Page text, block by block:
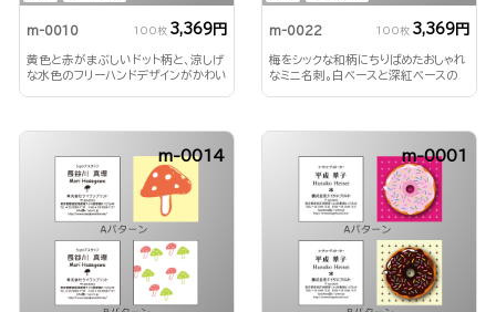
m-0010 100枚 3,369円
黄色と赤がまぶしいドット柄と、涼しげ
な水色のフリーハンドデザインがかわい
m-0022 100枚 3,369円
梅をシックな和柄にちりばめたおしゃれ
なミニ名刺。白ベースと深紅ベースの
m-0014 m-0001